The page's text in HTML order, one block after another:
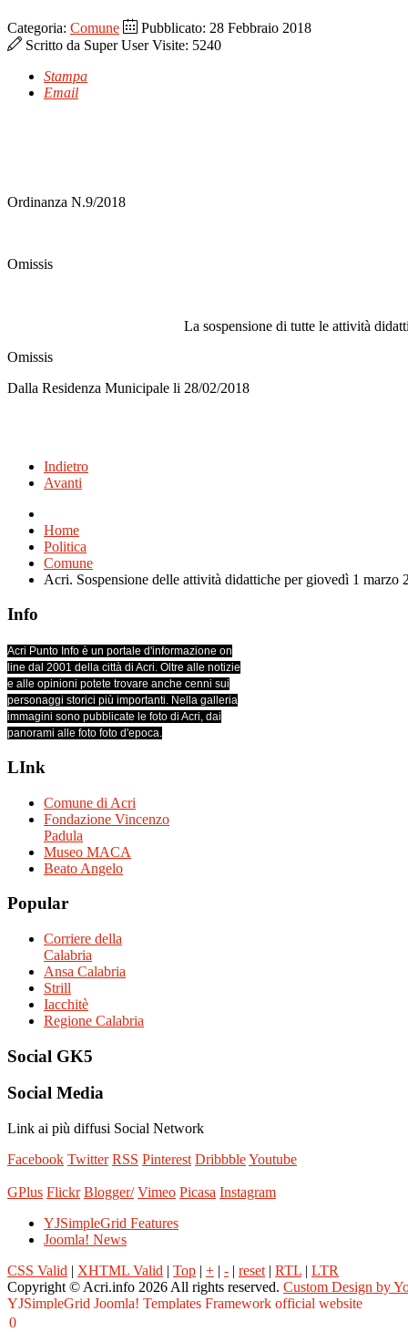
Categoria: Comune
Pubblicato: 28 Febbraio 2018
Scritto da Super User Visite: 5240
Stampa
Email
Ordinanza N.9/2018
Omissis
La sospensione di tutte le attività
Omissis
Dalla Residenza Municipale li 28/02/2018
0
Indietro
Avanti
Home
Politica
Comune
Acri. Sospensione delle attività didattiche per giovedì 1 marzo
Info
Acri Punto Info è un portale d'informazione on
line dal 2001 della città di Acri. Oltre alle notizie
e alle opinioni potete trovare anche cenni sui
personaggi storici più importanti. Nella galleria
immagini sono pubblicate le foto di Acri, dai
panorami alle foto foto d'epoca.
LInk
Comune di Acri
Fondazione Vincenzo
Padula
Museo MACA
Beato Angelo
Popular
Corriere della
Calabria
Ansa Calabria
Strill
Iacchitè
Regione Calabria
Social GK5
Social Media
Link ai più diffusi Social Network
Facebook Twitter RSS Pinterest DribbbleYoutube
GPlus Flickr Blogger/ Vimeo Picasa Instagram
YJSimpleGrid Features
Joomla! News
CSS Valid | XHTML Valid | Top | + | - | reset | RTL | LTR
Copyright © Acri.info 2026 All rights reserved. Custom Design by
YJSimpleGrid Joomla! Templates Framework official website
Comune